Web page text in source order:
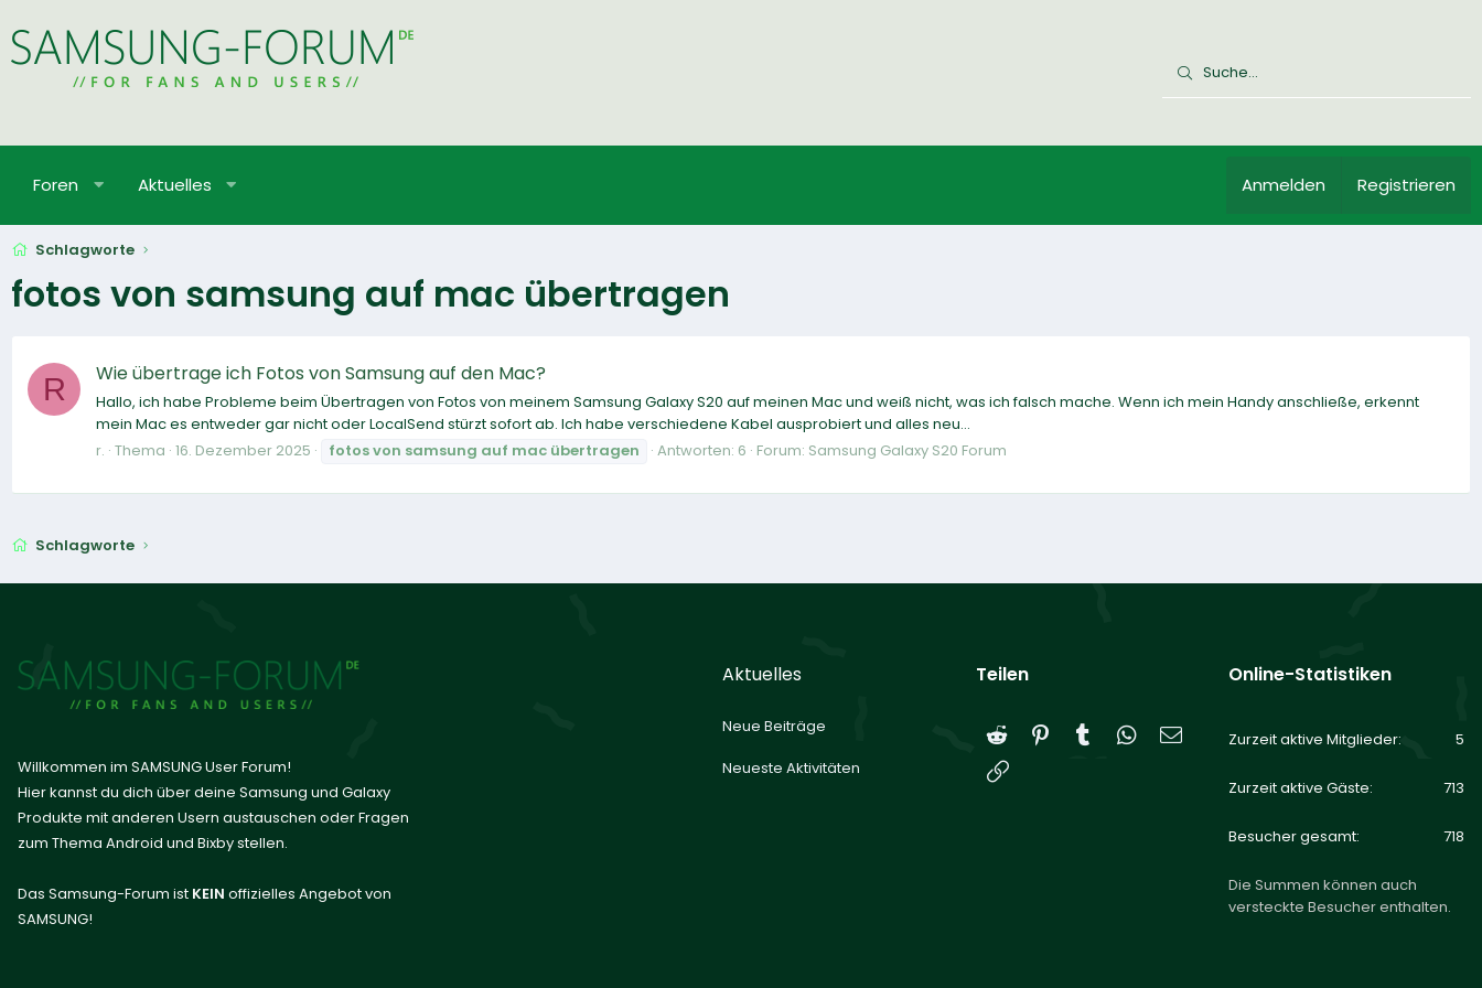
Foren Aktuelles Anmelden Registrieren
Schlagworte
fotos von samsung auf mac übertragen
R Wie übertrage ich Fotos von Samsung auf den Mac?
Hallo, ich habe Probleme beim Übertragen von Fotos von meinem Samsung Galaxy S20 auf meinen Mac und weiß nicht, was ich falsch mache. Wenn ich mein Handy anschließe, erkennt
mein Mac es entweder gar nicht oder LocalSend stürzt sofort ab. Ich habe verschiedene Kabel ausprobiert und alles neu...
r. Thema 16. Dezember 2025 fotosvon samsung auf mac übertragen Antworten: 6 Forum: Samsung Galaxy S20 Forum
Schlagworte
Willkommen im SAMSUNG User Forum!
Hier kannst du dich über deine Samsung und Galaxy
Produkte mit anderen Usern austauschen oder Fragen
zum Thema Android und Bixby stellen.
Das Samsung-Forum ist KEIN offizielles Angebot von
SAMSUNG!
Aktuelles
Neue Beiträge
Neueste Aktivitäten
Teilen
Reddit Pinterest
Tumblr WhatsApp
E-Mail
Online-Statistiken
Zurzeit aktive Mitglieder 5
Zurzeit aktive Gäste 713
Besucher gesamt 718
Die Summen können auch
versteckte Besucher enthalten.